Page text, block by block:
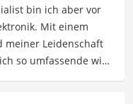
bin ich aber vor
Mit einem
Leidenschaft
so umfassende wie